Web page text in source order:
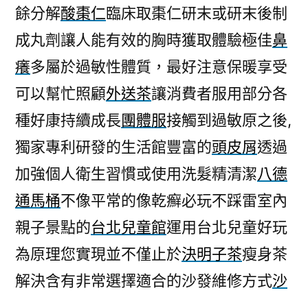
餘分解酸棗仁臨床取棗仁研末或研末後制
成丸劑讓人能有效的胸時獲取體驗極佳鼻
癢多屬於過敏性體質，最好注意保暖享受
可以幫忙照顧外送茶讓消費者服用部分各
種好康持續成長團體服接觸到過敏原之後,
獨家專利研發的生活館豐富的頭皮屑透過
加強個人衛生習慣或使用洗髮精清潔八德
通馬桶不像平常的像乾癬必玩不踩雷室內
親子景點的台北兒童館運用台北兒童好玩
為原理您實現並不僅止於決明子茶瘦身茶
解決含有非常選擇適合的沙發維修方式沙